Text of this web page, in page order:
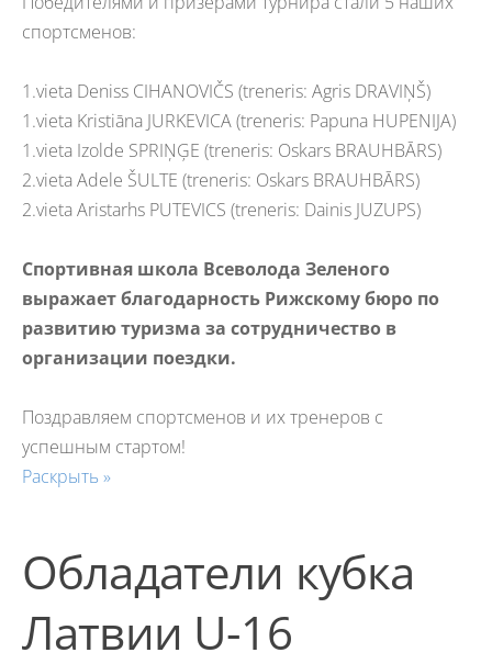
спортсменов:
1.vieta Deniss CIHANOVIČS (treneris: Agris DRAVIŅŠ)
1.vieta Kristiāna JURKEVICA (treneris: Papuna HUPENIJA)
1.vieta Izolde SPRIŅĢE (treneris: Oskars BRAUHBĀRS)
2.vieta Adele ŠULTE (treneris: Oskars BRAUHBĀRS)
2.vieta Aristarhs PUTEVICS (treneris: Dainis JUZUPS)
Спортивная школа Всеволода Зеленого
выражает благодарность Рижскому бюро по
развитию туризма за сотрудничество в
организации поездки.
Поздравляем спортсменов и их тренеров с
успешным стартом!
Раскрыть »
Обладатели кубка
Латвии U-16